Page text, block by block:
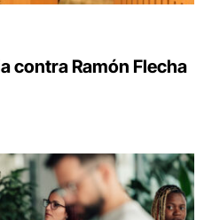
contra Ramón Flecha